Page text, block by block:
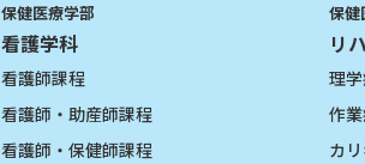
保健医療学部
看護学科
看護師課程
看護師・助産師課程
看護師・保健師課程
保健
リ
理
作
カ